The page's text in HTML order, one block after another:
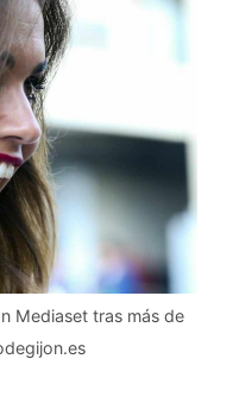
Mediaset tras más de